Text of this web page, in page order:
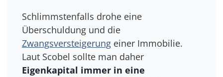
Schlimmstenfalls drohe eine
Überschuldung und die
Zwangsversteigerung einer Immobilie.
Laut Scobel sollte man daher
Eigenkapital immer in eine